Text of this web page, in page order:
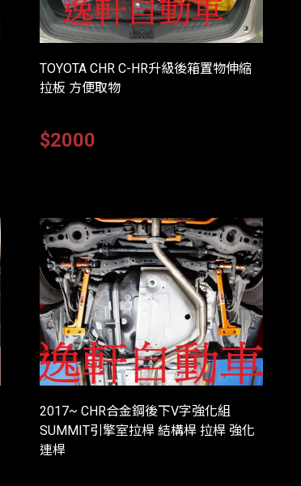
TOYOTA CHR C-HR升級後箱置物伸縮
拉板 方便取物
$2000
2017~ CHR合金鋼後下V字強化組
SUMMIT引擎室拉桿 結構桿 拉桿 強化
連桿